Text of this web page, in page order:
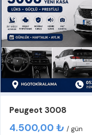
Peugeot 3008
4.500,00 ₺ / gün